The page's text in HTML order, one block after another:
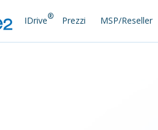
IDrive® Prezzi MSP/Reseller